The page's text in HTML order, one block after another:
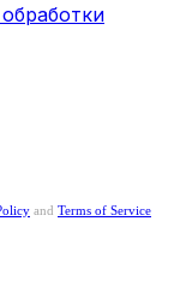
and Terms of Service